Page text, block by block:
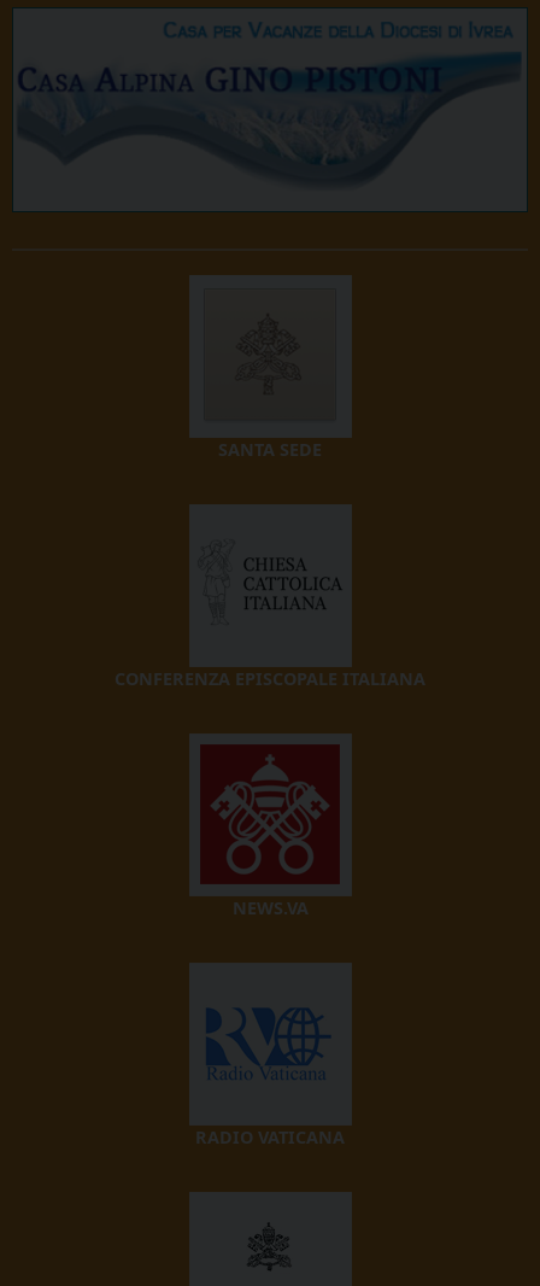
SANTA SEDE
CONFERENZA EPISCOPALE ITALIANA
NEWS.VA
RADIO VATICANA